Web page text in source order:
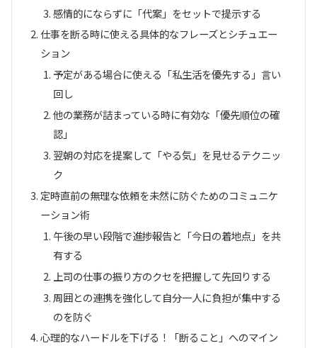
感情的にならずに「代案」をセットで提示する
仕事を断る時に使える具体的なフレーズとシチュエー
ション
予定がある場合に使える「私生活を優先する」言い
回し
他の業務が詰まっている時に有効な「優先順位の確
認」
翌朝の対応を提案して「やる気」を見せるテクニッ
ク
定時直前の無理な依頼を未然に防ぐためのコミュニケ
ーション術
午後の早い段階で進捗報告と「今日の着地点」を共
有する
上司の仕事の振り方のクセを把握して先回りする
周囲との連携を強化して自分一人に負担が集中する
のを防ぐ
心理的なハードルを下げる！「断ること」へのマイン